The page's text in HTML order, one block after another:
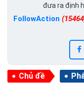
đưa ra định
FollowAction
Chủ đề